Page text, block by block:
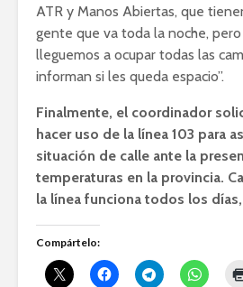
ATR y Manos Abiertas, que
gente que va toda la noche,
lleguemos a ocupar todas las
informan si les queda espacio”.
Finalmente, el coordinador
hacer uso de la línea 103 para
situación de calle ante la
temperaturas en la provincia.
la línea funciona todos los
Compártelo: